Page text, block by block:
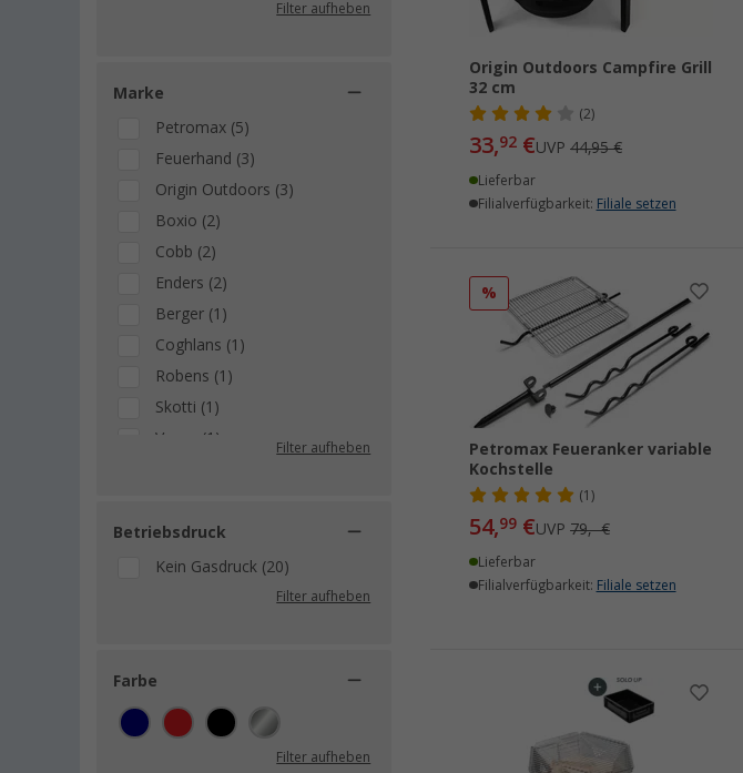
Filter aufheben
Marke
Petromax (5)
Feuerhand (3)
Origin Outdoors (3)
Boxio (2)
Cobb (2)
Enders (2)
Berger (1)
Coghlans (1)
Robens (1)
Skotti (1)
Vargo (1)
Filter aufheben
Betriebsdruck
Kein Gasdruck (20)
Filter aufheben
Farbe
Filter aufheben
Origin Outdoors Campfire Grill
32 cm
(2)
33,92 €UVP44,95 €
Lieferbar
Filialverfügbarkeit: Filiale setzen
%
Petromax Feueranker variable
Kochstelle
(1)
54,99 €UVP79,- €
Lieferbar
Filialverfügbarkeit: Filiale setzen